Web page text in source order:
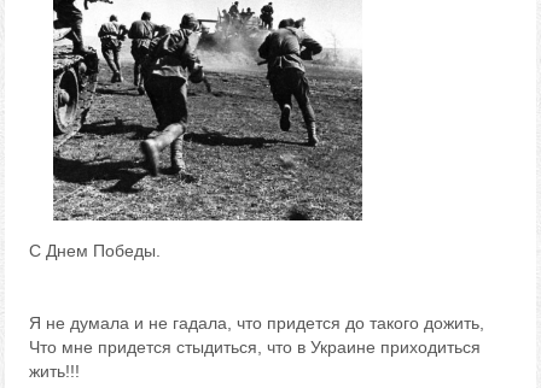
С Днем Победы.
Я не думала и не гадала, что придется до такого дожить,
Что мне придется стыдиться, что в Украине приходиться
жить!!!